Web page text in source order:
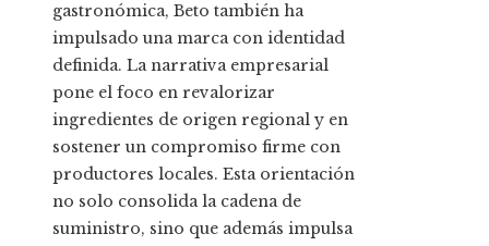
gastronómica, Beto también ha
impulsado una marca con identidad
definida. La narrativa empresarial
pone el foco en revalorizar
ingredientes de origen regional y en
sostener un compromiso firme con
productores locales. Esta orientación
no solo consolida la cadena de
suministro, sino que además impulsa